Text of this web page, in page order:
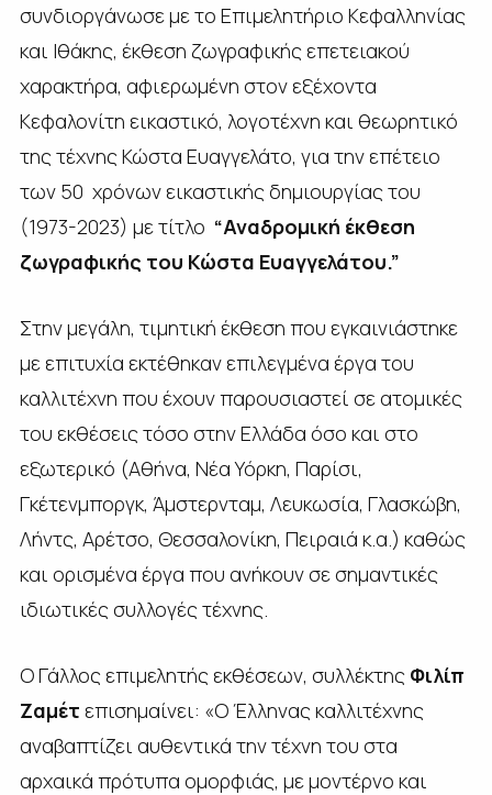
συνδιοργάνωσε με το Επιμελητήριο Κεφαλληνίας
και Ιθάκης, έκθεση ζωγραφικής επετειακού
χαρακτήρα, αφιερωμένη στον εξέχοντα
Κεφαλονίτη εικαστικό, λογοτέχνη και θεωρητικό
της τέχνης Κώστα Ευαγγελάτο, για την επέτειο
των 50 χρόνων εικαστικής δημιουργίας του
(1973-2023) με τίτλο “Αναδρομική έκθεση
ζωγραφικής του Κώστα Ευαγγελάτου.”
Στην μεγάλη, τιμητική έκθεση που εγκαινιάστηκε
με επιτυχία εκτέθηκαν επιλεγμένα έργα του
καλλιτέχνη που έχουν παρουσιαστεί σε ατομικές
του εκθέσεις τόσο στην Ελλάδα όσο και στο
εξωτερικό (Αθήνα, Νέα Υόρκη, Παρίσι,
Γκέτενμποργκ, Άμστερνταμ, Λευκωσία, Γλασκώβη,
Λήντς, Αρέτσο, Θεσσαλονίκη, Πειραιά κ.α.) καθώς
και ορισμένα έργα που ανήκουν σε σημαντικές
ιδιωτικές συλλογές τέχνης.
Ο Γάλλος επιμελητής εκθέσεων, συλλέκτης Φιλίπ
Ζαμέτ επισημαίνει: «Ο Έλληνας καλλιτέχνης
αναβαπτίζει αυθεντικά την τέχνη του στα
αρχαικά πρότυπα ομορφιάς, με μοντέρνο και